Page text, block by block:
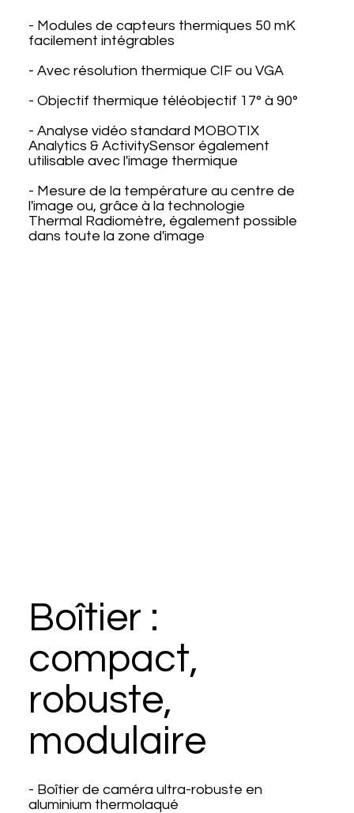
- Modules de capteurs thermiques 50 mK
facilement intégrables
- Avec résolution thermique CIF ou VGA
- Objectif thermique téléobjectif 17° à 90°
- Analyse vidéo standard MOBOTIX
Analytics & ActivitySensor également
utilisable avec l'image thermique
- Mesure de la température au centre de
l'image ou, grâce à la technologie
Thermal Radiomètre, également possible
dans toute la zone d'image
Boîtier :
compact,
robuste,
modulaire
- Boîtier de caméra ultra-robuste en
aluminium thermolaqué